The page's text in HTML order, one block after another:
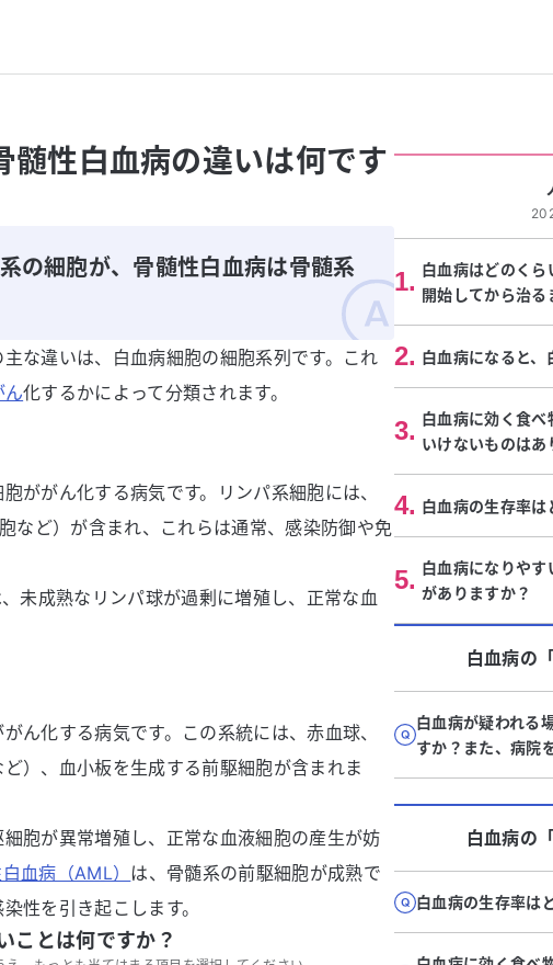
髄性白血病の違いは何です
の細胞が、骨髄性白血病は骨髄系
な違いは、白血病細胞の細胞系列です。これ
ん化するかによって分類されます。
ががん化する病気です。リンパ系細胞には、
など）が含まれ、これらは通常、感染防御や免
未成熟なリンパ球が過剰に増殖し、正常な血
ん化する病気です。この系統には、赤血球、
）、血小板を生成する前駆細胞が含まれま
胞が異常増殖し、正常な血液細胞の産生が妨
血病（AML） は、骨髄系の前駆細胞が成熟で
性を引き起こします。
ことは何ですか？
1. 白血病はどのく
開始してから治る
2. 白血病になると、
3. 白血病に効く食べ
いけないものはあ
4. 白血病の生存率は
5. 白血病になりや
がありますか？
白血病の
白血病が疑われる
すか？また、病院
白血病の
白血病の生存率は